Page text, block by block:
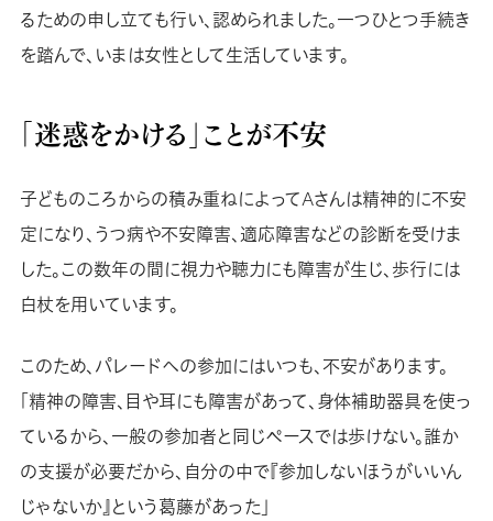
るための申し立ても行い、認められました。一つひとつ手続き
を踏んで、いまは女性として生活しています。
「迷惑をかける」ことが不安
子どものころからの積み重ねによってAさんは精神的に不安
定になり、うつ病や不安障害、適応障害などの診断を受けま
した。この数年の間に視力や聴力にも障害が生じ、歩行には
白杖を用いています。
このため、パレードへの参加にはいつも、不安があります。
「精神の障害、目や耳にも障害があって、身体補助器具を使っ
ているから、一般の参加者と同じペースでは歩けない。誰か
の支援が必要だから、自分の中で『参加しないほうがいいん
じゃないか』という葛藤があった」